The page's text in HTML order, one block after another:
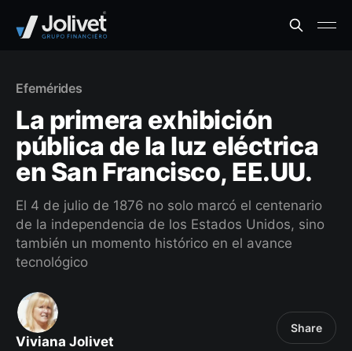
Efemérides
La primera exhibición
pública de la luz eléctrica
en San Francisco, EE.UU.
El 4 de julio de 1876 no solo marcó el centenario
de la independencia de los Estados Unidos, sino
también un momento histórico en el avance
tecnológico
Viviana Jolivet
Share